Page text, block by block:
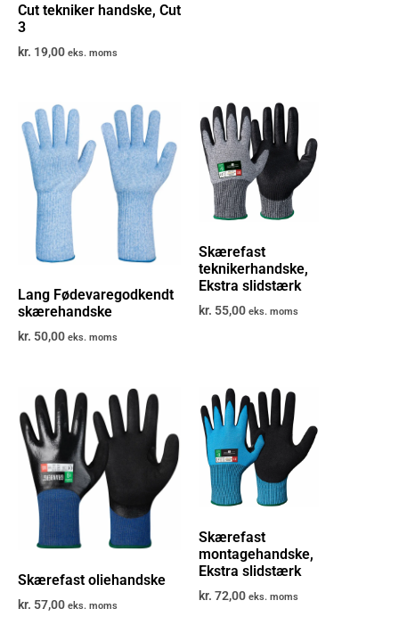
Cut tekniker handske, Cut
3
kr. 19,00 eks. moms
Lang Fødevaregodkendt
skærehandske
kr. 50,00 eks. moms
Skærefast
teknikerhandske,
Ekstra slidstærk
kr. 55,00 eks. moms
Skærefast oliehandske
kr. 57,00 eks. moms
Skærefast
montagehandske,
Ekstra slidstærk
kr. 72,00 eks. moms